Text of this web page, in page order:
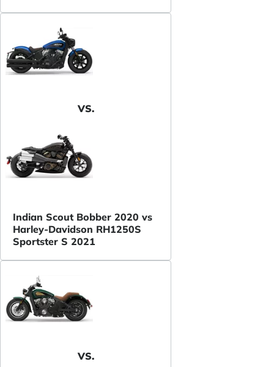
VS.
Indian Scout Bobber 2020 vs
Harley-Davidson RH1250S
Sportster S 2021
VS.